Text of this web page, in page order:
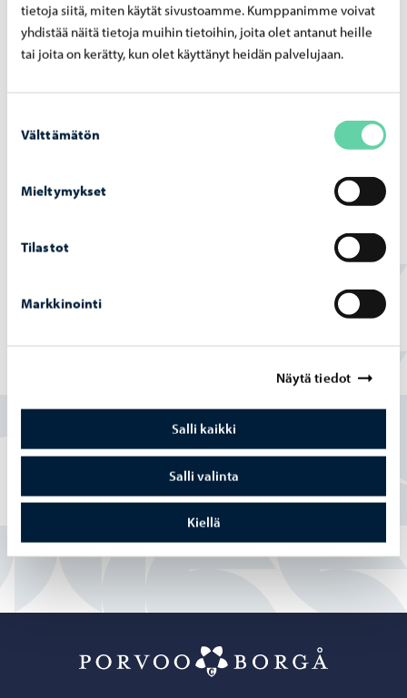
tietoja siitä, miten käytät sivustoamme. Kumppanimme voivat
yhdistää näitä tietoja muihin tietoihin, joita olet antanut heille
tai joita on kerätty, kun olet käyttänyt heidän palvelujaan.
valinta
Välttämätön
Mieltymykset
Tilastot
Markkinointi
Näytä tiedot
Salli kaikki
Salli valinta
Kiellä
Kaupunki tiedottaa -22.06.2026
Por­voon kau­pun­gin lupa- ja val­von­ta­lau­ta­
Päätöksenteko
Kau­pun­gin­hal­li­tuk­sen pää­tök­set 22.6.2026
Löysitkö etsimäsi tiedon tältä sivulta?
Kyllä
Osittain